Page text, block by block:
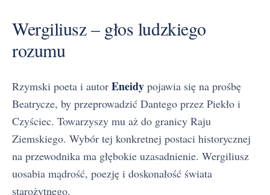
Wergiliusz – głos ludzkiego
rozumu
Rzymski poeta i autor Eneidy pojawia się na prośbę
Beatrycze, by przeprowadzić Dantego przez Piekło i
Czyściec. Towarzyszy mu aż do granicy Raju
Ziemskiego. Wybór tej konkretnej postaci historycznej
na przewodnika ma głębokie uzasadnienie. Wergiliusz
uosabia mądrość, poezję i doskonałość świata
starożytnego.